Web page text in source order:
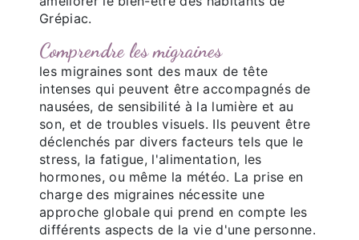
Grépiac.
Comprendre les migraines
les migraines sont des maux de tête
intenses qui peuvent être accompagnés de
nausées, de sensibilité à la lumière et au
son, et de troubles visuels. Ils peuvent être
déclenchés par divers facteurs tels que le
stress, la fatigue, l'alimentation, les
hormones, ou même la météo. La prise en
charge des migraines nécessite une
approche globale qui prend en compte les
différents aspects de la vie d'une personne.